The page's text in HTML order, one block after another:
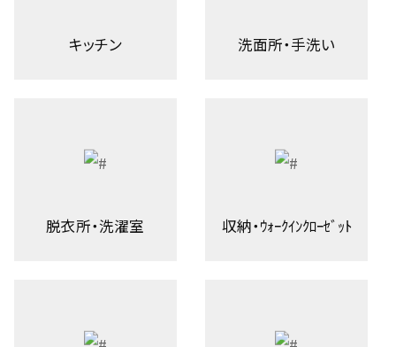
キッチン 洗面所・手洗い
脱衣所・洗濯室 収納・ｳｫｰｸｲﾝｸﾛｰｾﾞｯﾄ